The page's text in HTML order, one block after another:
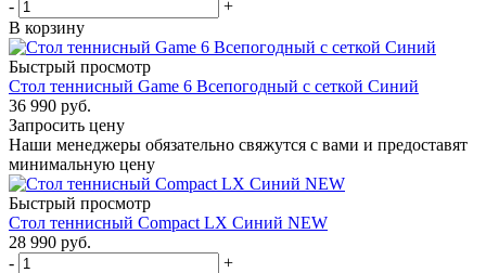
-
+
В корзину
Быстрый просмотр
Стол теннисный Game 6 Всепогодный с сеткой Синий
36 990 руб.
Запросить цену
Наши менеджеры обязательно свяжутся с вами и предоставят
минимальную цену
Быстрый просмотр
Стол теннисный Compact LX Синий NEW
28 990 руб.
-
+